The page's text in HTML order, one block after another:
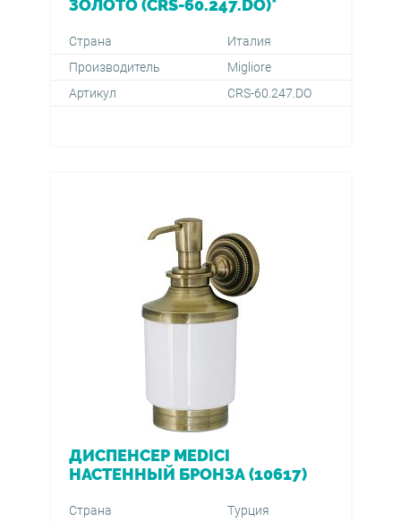
ЗОЛОТО (CRS-60.247.DO)*
Страна
Италия
Производитель
Migliore
Артикул
CRS-60.247.DO
ДИСПЕНСЕР MEDICI
НАСТЕННЫЙ БРОНЗА (10617)
Страна
Турция